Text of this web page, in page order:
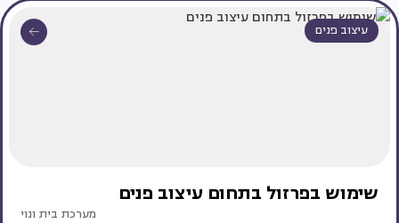
עיצוב פנים
שימוש בפרזול בתחום עיצוב פנים
מערכת בית ונוי